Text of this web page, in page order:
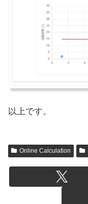
以上です。
Online Calculation